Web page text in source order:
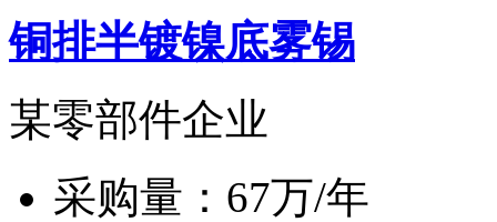
铜排半镀镍底雾锡
某零部件企业
采购量： 67万/年